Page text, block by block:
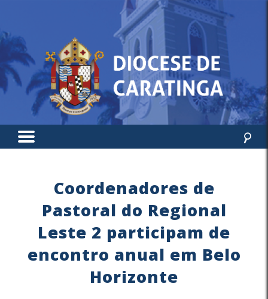
Coordenadores de
Pastoral do Regional
Leste 2 participam de
encontro anual em Belo
Horizonte